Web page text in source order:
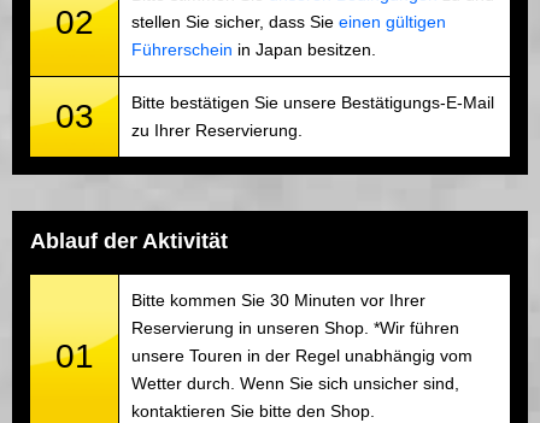
02
stellen Sie sicher, dass Sie einen gültigen
Führerschein in Japan besitzen.
03
Bitte bestätigen Sie unsere Bestätigungs-E-Mail
zu Ihrer Reservierung.
Ablauf der Aktivität
01
Bitte kommen Sie 30 Minuten vor Ihrer
Reservierung in unseren Shop. *Wir führen
unsere Touren in der Regel unabhängig vom
Wetter durch. Wenn Sie sich unsicher sind,
kontaktieren Sie bitte den Shop.